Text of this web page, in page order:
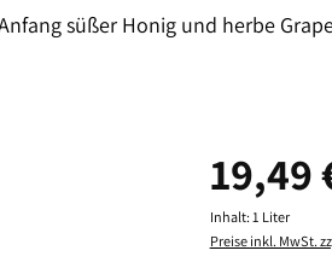
süßer Honig und herbe
Regulärer
19,49
Inhalt:1 Liter
Preise inkl. MwSt.